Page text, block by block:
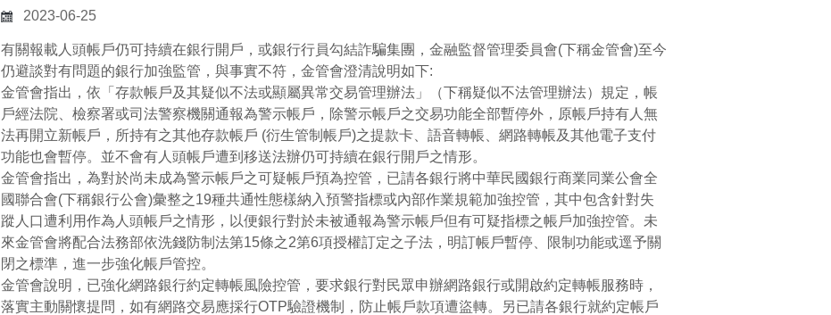
2023-06-25
有關報載人頭帳戶仍可持續在銀行開戶，或銀行行員勾結詐騙集團，金融監督管理委員會(下稱金管會)至今
仍避談對有問題的銀行加強監管，與事實不符，金管會澄清說明如下:
金管會指出，依「存款帳戶及其疑似不法或顯屬異常交易管理辦法」（下稱疑似不法管理辦法）規定，帳
戶經法院、檢察署或司法警察機關通報為警示帳戶，除警示帳戶之交易功能全部暫停外，原帳戶持有人無
法再開立新帳戶，所持有之其他存款帳戶 (衍生管制帳戶)之提款卡、語音轉帳、網路轉帳及其他電子支付
功能也會暫停。並不會有人頭帳戶遭到移送法辦仍可持續在銀行開戶之情形。
金管會指出，為對於尚未成為警示帳戶之可疑帳戶預為控管，已請各銀行將中華民國銀行商業同業公會全
國聯合會(下稱銀行公會)彙整之19種共通性態樣納入預警指標或內部作業規範加強控管，其中包含針對失
蹤人口遭利用作為人頭帳戶之情形，以便銀行對於未被通報為警示帳戶但有可疑指標之帳戶加強控管。未
來金管會將配合法務部依洗錢防制法第15條之2第6項授權訂定之子法，明訂帳戶暫停、限制功能或逕予關
閉之標準，進一步強化帳戶管控。
金管會說明，已強化網路銀行約定轉帳風險控管，要求銀行對民眾申辦網路銀行或開啟約定轉帳服務時，
落實主動關懷提問，如有網路交易應採行OTP驗證機制，防止帳戶款項遭盜轉。另已請各銀行就約定帳戶